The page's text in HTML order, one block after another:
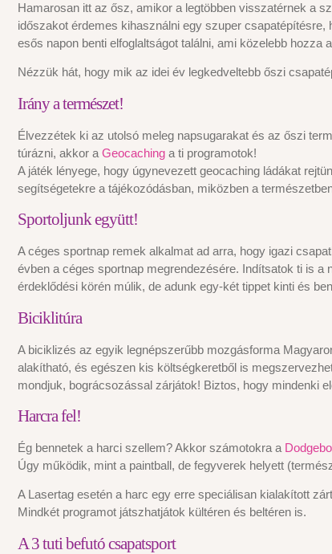
Hamarosan itt az ősz, amikor a legtöbben visszatérnek a
időszakot érdemes kihasználni egy szuper
esős napon benti elfoglaltságot találni, ami közelebb
Nézzük hát, hogy mik az idei év legkedveltebb őszi
Irány a természet!
Élvezzétek ki az utolsó meleg napsugarakat és az őszi
túrázni, akkor a Geocaching a ti programotok!
A játék lényege, hogy úgynevezett geocaching ládákat
segítségetekre a tájékozódásban, miközben a
Sportoljunk együtt!
A céges sportnap remek alkalmat ad arra, hogy igazi
évben a céges sportnap megrendezésére. Indítsatok ti is
érdeklődési körén múlik, de adunk egy-két tippet kinti és
Biciklitúra
A biciklizés az egyik legnépszerűbb mozgásforma
alakítható, és egészen kis költségkeretből is
mondjuk, bográcsozással zárjátok! Biztos, hogy mindenki
Harcra fel!
Ég bennetek a harci szellem? Akkor számotokra a
Úgy működik, mint a paintball, de fegyverek helyett
A Lasertag esetén a harc egy erre speciálisan kialakított
Mindkét programot játszhatjátok kültéren és beltéren is.
A 3 tuti befutó csapatsport